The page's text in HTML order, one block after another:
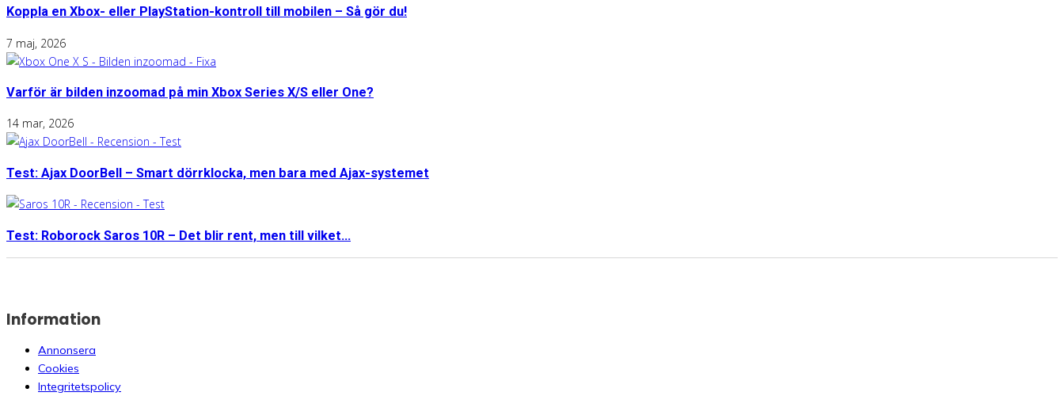
Koppla en Xbox- eller PlayStation-kontroll till mobilen – Så gör du!
7 maj, 2026
Varför är bilden inzoomad på min Xbox Series X/S eller One?
14 mar, 2026
Test: Ajax DoorBell – Smart dörrklocka, men bara med Ajax-systemet
Test: Roborock Saros 10R – Det blir rent, men till vilket...
Information
Annonsera
Cookies
Integritetspolicy